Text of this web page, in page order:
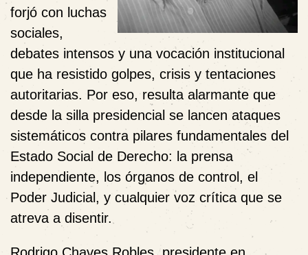
forjó con luchas
sociales,
debates intensos y una vocación institucional
que ha resistido golpes, crisis y tentaciones
autoritarias. Por eso, resulta alarmante que
desde la silla presidencial se lancen ataques
sistemáticos contra pilares fundamentales del
Estado Social de Derecho: la prensa
independiente, los órganos de control, el
Poder Judicial, y cualquier voz crítica que se
atreva a disentir.